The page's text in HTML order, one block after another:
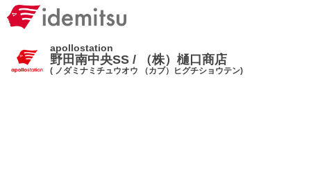
apollostation
野田南中央SS / （株）樋口商店
( ノダミナミチュウオウ （カブ）ヒグチショウテン)